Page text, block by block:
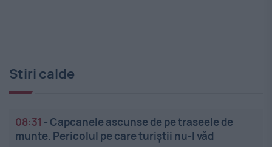
Stiri calde
08:31 -Capcanele ascunse de pe traseele de
munte. Pericolul pe care turiștii nu-l văd